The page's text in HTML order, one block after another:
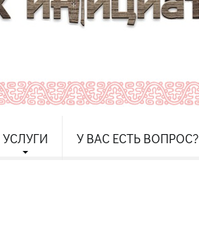
УСЛУГИ У ВАС ЕСТЬ ВОПРОС?